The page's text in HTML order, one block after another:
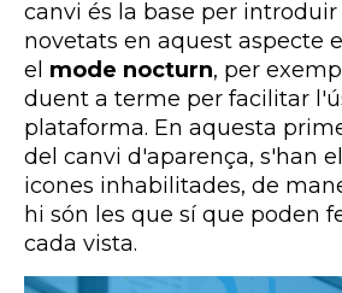
canvi és la base per
novetats en aquest aspecte
el mode nocturn, per
duent a terme per facilitar
plataforma. En aquesta
del canvi d'aparença, s'han
icones inhabilitades, de
hi són les que sí que poden
cada vista.